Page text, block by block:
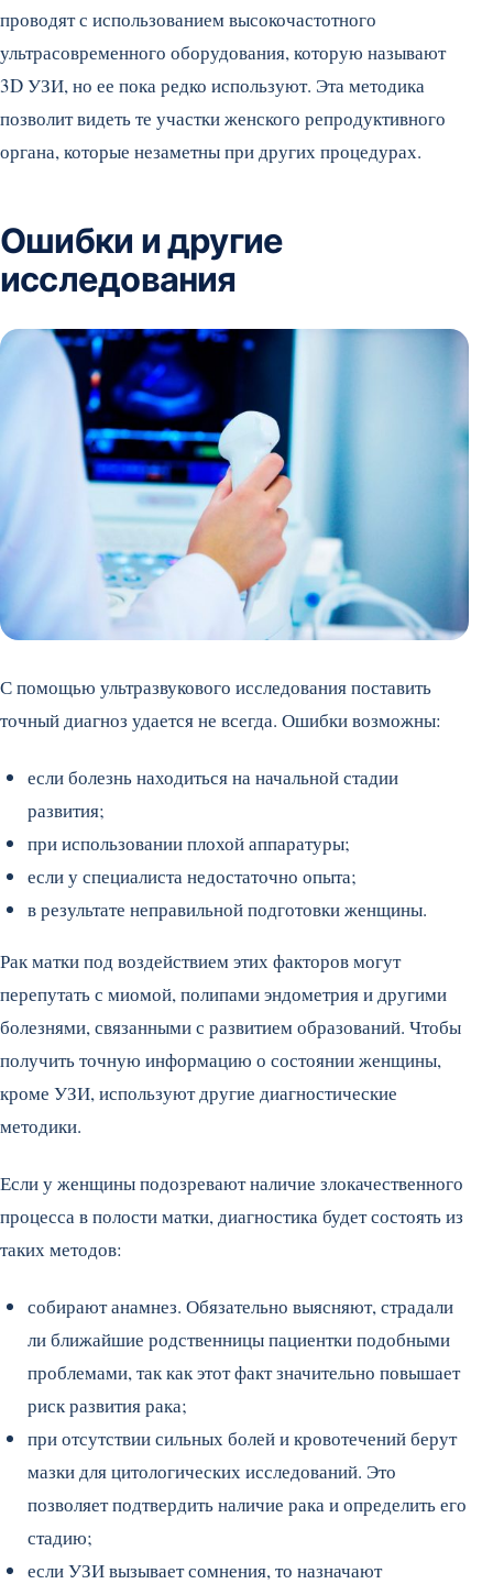
проводят с использованием высокочастотного
ультрасовременного оборудования, которую называют
3D УЗИ, но ее пока редко используют. Эта методика
позволит видеть те участки женского репродуктивного
органа, которые незаметны при других процедурах.
Ошибки и другие
исследования
С помощью ультразвукового исследования поставить
точный диагноз удается не всегда. Ошибки возможны:
если болезнь находиться на начальной стадии
развития;
при использовании плохой аппаратуры;
если у специалиста недостаточно опыта;
в результате неправильной подготовки женщины.
Рак матки под воздействием этих факторов могут
перепутать с миомой, полипами эндометрия и другими
болезнями, связанными с развитием образований. Чтобы
получить точную информацию о состоянии женщины,
кроме УЗИ, используют другие диагностические
методики.
Если у женщины подозревают наличие злокачественного
процесса в полости матки, диагностика будет состоять из
таких методов:
собирают анамнез. Обязательно выясняют, страдали
ли ближайшие родственницы пациентки подобными
проблемами, так как этот факт значительно повышает
риск развития рака;
при отсутствии сильных болей и кровотечений берут
мазки для цитологических исследований. Это
позволяет подтвердить наличие рака и определить его
стадию;
если УЗИ вызывает сомнения, то назначают